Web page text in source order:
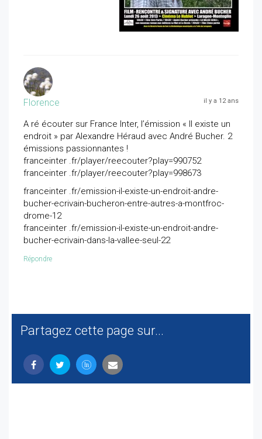
Florence il y a 12 ans
A ré écouter sur France Inter, l’émission « Il existe un
endroit » par Alexandre Héraud avec André Bucher. 2
émissions passionnantes !
franceinter .fr/player/reecouter?play=990752
franceinter .fr/player/reecouter?play=998673
franceinter .fr/emission-il-existe-un-endroit-andre-
bucher-ecrivain-bucheron-entre-autres-a-montfroc-
drome-12
franceinter .fr/emission-il-existe-un-endroit-andre-
bucher-ecrivain-dans-la-vallee-seul-22
Répondre
Partagez cette page sur...